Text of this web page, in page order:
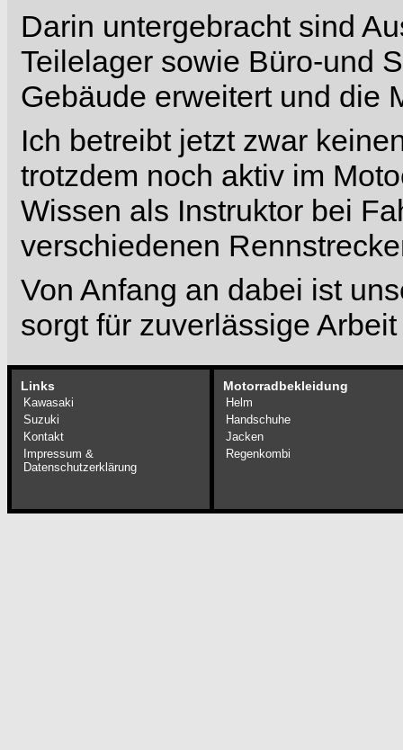
Darin untergebracht sind
Teilelager sowie Büro-und
Gebäude erweitert und die
Ich betreibt jetzt zwar
trotzdem noch aktiv im
Wissen als Instruktor bei
verschiedenen
Von Anfang an dabei ist
sorgt für zuverlässige
Links
Kawasaki
Suzuki
Kontakt
Impressum &
Datenschutzerklärung
Motorradbekleidung
Helm
Handschuhe
Jacken
Regenkombi